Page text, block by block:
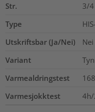
Str.
3/4
Type
Utskriftsbar (Ja/Nei)
Nei
Variant
Varmealdringstest
Varmesjokktest
4h/